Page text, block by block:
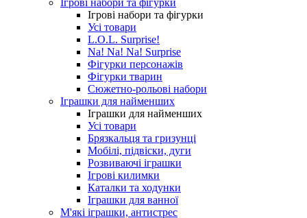
Ігрові набори та фігурки
Ігрові набори та фігурки
Усі товари
L.O.L. Surprise!
Na! Na! Na! Surprise
Фігурки персонажів
Фігурки тварин
Сюжетно-рольові набори
Іграшки для найменших
Іграшки для найменших
Усі товари
Брязкальця та гризунці
Мобілі, підвіски, дуги
Розвиваючі іграшки
Ігрові килимки
Каталки та ходунки
Іграшки для ванної
М'які іграшки, антистрес